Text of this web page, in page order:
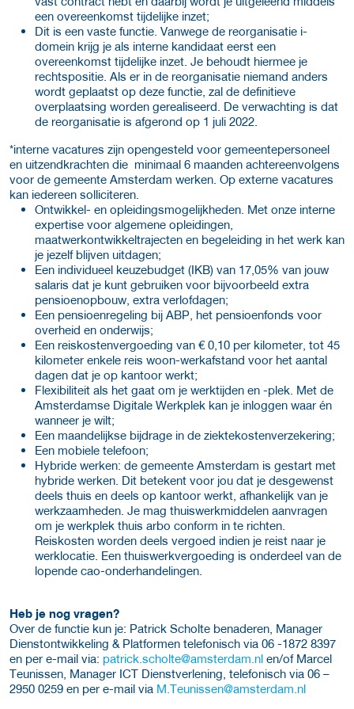
een overeenkomst tijdelijke inzet;
Dit is een vaste functie. Vanwege de reorganisatie i-
domein krijg je als interne kandidaat eerst een
overeenkomst tijdelijke inzet. Je behoudt hiermee je
rechtspositie. Als er in de reorganisatie niemand anders
wordt geplaatst op deze functie, zal de definitieve
overplaatsing worden gerealiseerd. De verwachting is dat
de reorganisatie is afgerond op 1 juli 2022.
*interne vacatures zijn opengesteld voor gemeentepersoneel
en uitzendkrachten die minimaal 6 maanden achtereenvolgens
voor de gemeente Amsterdam werken. Op externe vacatures
kan iedereen solliciteren.
Ontwikkel- en opleidingsmogelijkheden. Met onze interne
expertise voor algemene opleidingen,
maatwerkontwikkeltrajecten en begeleiding in het werk kan
je jezelf blijven uitdagen;
Een individueel keuzebudget (IKB) van 17,05% van jouw
salaris dat je kunt gebruiken voor bijvoorbeeld extra
pensioenopbouw, extra verlofdagen;
Een pensioenregeling bij ABP, het pensioenfonds voor
overheid en onderwijs;
Een reiskostenvergoeding van € 0,10 per kilometer, tot 45
kilometer enkele reis woon-werkafstand voor het aantal
dagen dat je op kantoor werkt;
Flexibiliteit als het gaat om je werktijden en -plek. Met de
Amsterdamse Digitale Werkplek kan je inloggen waar én
wanneer je wilt;
Een maandelijkse bijdrage in de ziektekostenverzekering;
Een mobiele telefoon;
Hybride werken: de gemeente Amsterdam is gestart met
hybride werken. Dit betekent voor jou dat je desgewenst
deels thuis en deels op kantoor werkt, afhankelijk van je
werkzaamheden. Je mag thuiswerkmiddelen aanvragen
om je werkplek thuis arbo conform in te richten.
Reiskosten worden deels vergoed indien je reist naar je
werklocatie. Een thuiswerkvergoeding is onderdeel van de
lopende cao-onderhandelingen.
Heb je nog vragen?
Over de functie kun je: Patrick Scholte benaderen, Manager
Dienstontwikkeling & Platformen telefonisch via 06 -1872 8397
en per e-mail via: patrick.scholte@amsterdam.nl en/of Marcel
Teunissen, Manager ICT Dienstverlening, telefonisch via 06 –
2950 0259 en per e-mail via M.Teunissen@amsterdam.nl